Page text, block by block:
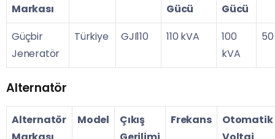
Markası
Gücü
Gücü
Güçbir
Jeneratör
Türkiye GJI110 110 kVA
100
kVA
Alternatör
Alternatör
Model
Çıkış
Frekans
Otomatik